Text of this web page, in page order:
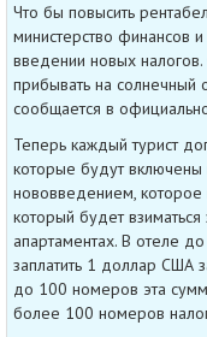
Что бы повысить
министерство финансов
введении новых налогов.
прибывать на солнечный
сообщается в
Теперь каждый турист
которые будут включены
нововведением, которое
который будет
апартаментах. В отеле
заплатить 1 доллар США
до 100 номеров эта
более 100 номеров